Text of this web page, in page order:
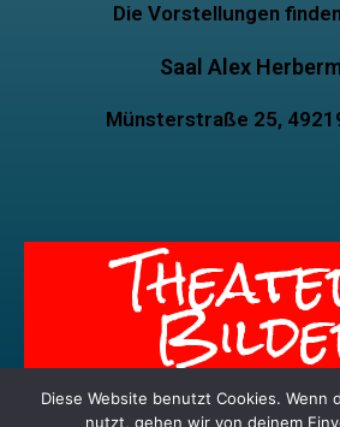
Die Vorstellungen
Saal Alex
Münsterstraße 25,
Diese Website benutzt Cookies. Wenn
nutzt, gehen wir von deinem